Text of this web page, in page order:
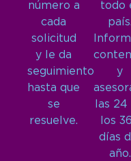
número a
cada
solicitud
y le da
seguimiento
hasta que
se
resuelve.
todo
país.
y
las 24
los
días
año.